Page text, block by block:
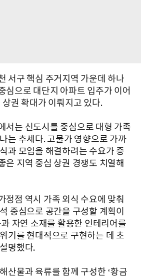
서구 핵심 주거지역 가운데 하나
심으로 대단지 아파트 입주가 이어
권 확대가 이뤄지고 있다.
서는 신도시를 중심으로 대형 가족
는 추세다. 고물가 영향으로 가까
과 모임을 해결하려는 수요가 증
은 지역 중심 상권 경쟁도 치열해
정점 역시 가족 외식 수요에 맞춰
중심으로 공간을 구성할 계획이
자연 소재를 활용한 인테리어를
기를 현대적으로 구현하는 데 초
명했다.
산물과 육류를 함께 구성한 ‘황금